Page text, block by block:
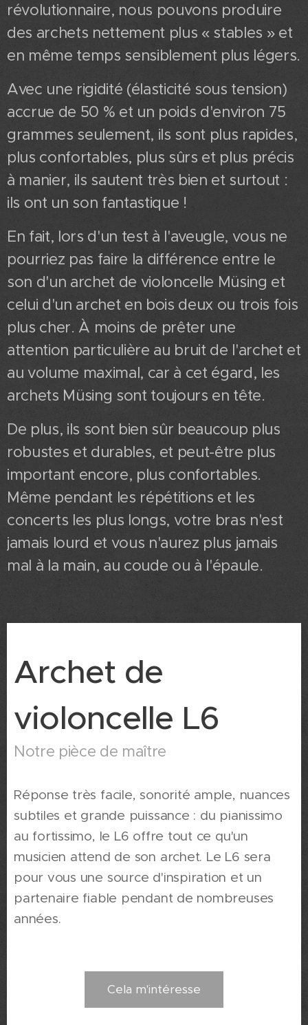
révolutionnaire, nous pouvons produire
des archets nettement plus « stables » et
en même temps sensiblement plus légers.
Avec une rigidité (élasticité sous tension)
accrue de 50 % et un poids d'environ 75
grammes seulement, ils sont plus rapides,
plus confortables, plus sûrs et plus précis
à manier, ils sautent très bien et surtout :
ils ont un son fantastique !
En fait, lors d'un test à l'aveugle, vous ne
pourriez pas faire la différence entre le
son d'un archet de violoncelle Müsing et
celui d'un archet en bois deux ou trois fois
plus cher. À moins de prêter une
attention particulière au bruit de l'archet et
au volume maximal, car à cet égard, les
archets Müsing sont toujours en tête.
De plus, ils sont bien sûr beaucoup plus
robustes et durables, et peut-être plus
important encore, plus confortables.
Même pendant les répétitions et les
concerts les plus longs, votre bras n'est
jamais lourd et vous n'aurez plus jamais
mal à la main, au coude ou à l'épaule.
Archet de
violoncelle L6
Notre pièce de maître
Réponse très facile, sonorité ample, nuances
subtiles et grande puissance : du pianissimo
au fortissimo, le L6 offre tout ce qu'un
musicien attend de son archet. Le L6 sera
pour vous une source d'inspiration et un
partenaire fiable pendant de nombreuses
années.
Cela m'intéresse